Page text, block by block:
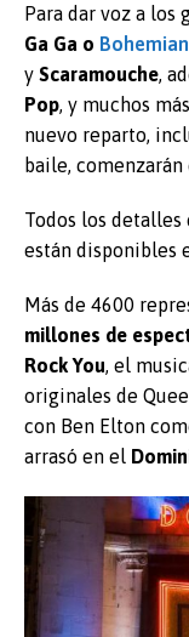
Para dar voz a los
Ga Ga o
y Scaramouche,
Pop, y muchos
nuevo reparto,
baile, comenzarán
Todos los
están disponibles
Más de 4600
millones de
Rock You, el
originales de
con Ben Elton
arrasó en el